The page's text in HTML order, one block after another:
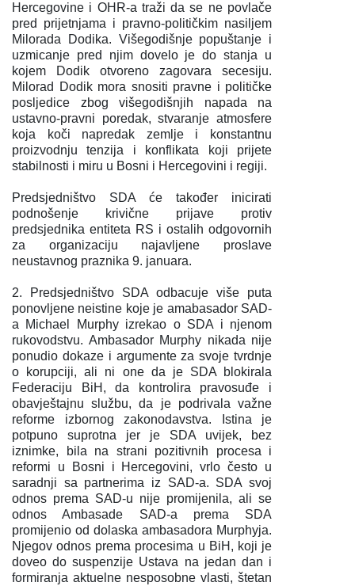
Hercegovine i OHR-a traži da se ne povlače
pred prijetnjama i pravno-političkim nasiljem
Milorada Dodika. Višegodišnje popuštanje i
uzmicanje pred njim dovelo je do stanja u
kojem Dodik otvoreno zagovara secesiju.
Milorad Dodik mora snositi pravne i političke
posljedice zbog višegodišnjih napada na
ustavno-pravni poredak, stvaranje atmosfere
koja koči napredak zemlje i konstantnu
proizvodnju tenzija i konflikata koji prijete
stabilnosti i miru u Bosni i Hercegovini i regiji.
Predsjedništvo SDA će također inicirati
podnošenje krivične prijave protiv
predsjednika entiteta RS i ostalih odgovornih
za organizaciju najavljene proslave
neustavnog praznika 9. januara.
2. Predsjedništvo SDA odbacuje više puta
ponovljene neistine koje je amabasador SAD-
a Michael Murphy izrekao o SDA i njenom
rukovodstvu. Ambasador Murphy nikada nije
ponudio dokaze i argumente za svoje tvrdnje
o korupciji, ali ni one da je SDA blokirala
Federaciju BiH, da kontrolira pravosuđe i
obavještajnu službu, da je podrivala važne
reforme izbornog zakonodavstva. Istina je
potpuno suprotna jer je SDA uvijek, bez
iznimke, bila na strani pozitivnih procesa i
reformi u Bosni i Hercegovini, vrlo često u
saradnji sa partnerima iz SAD-a. SDA svoj
odnos prema SAD-u nije promijenila, ali se
odnos Ambasade SAD-a prema SDA
promijenio od dolaska ambasadora Murphyja.
Njegov odnos prema procesima u BiH, koji je
doveo do suspenzije Ustava na jedan dan i
formiranja aktuelne nesposobne vlasti, štetan